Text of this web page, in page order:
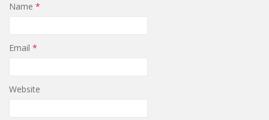
Name *
Email *
Website